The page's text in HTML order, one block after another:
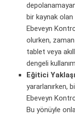
bir kaynak
Ebeveyn
olurken,
tablet veya
dengeli
Eğitici
yararlanırken,
Ebeveyn
Bu yönüyle